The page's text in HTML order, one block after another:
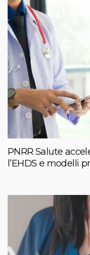
PNRR Salute
l’EHDS e modelli